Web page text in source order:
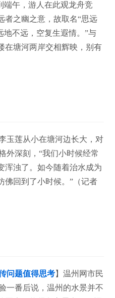
端午，游人在此观龙舟竞
者之幽之意，故取名“思远
地不远，空复生遐情。”与
在塘河两岸交相辉映，别有
玉莲从小在塘河边长大，对
外深刻，“我们小时候经常
浑浊了。如今随着治水成为
佛回到了小时候。”（记者
问题值得思考】温州网市民
一番后说，温州的水景并不